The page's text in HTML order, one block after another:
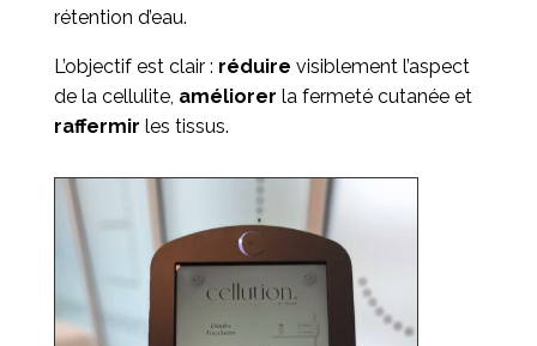
rétention d’eau.
L’objectif est clair : réduire visiblement l’aspect
de la cellulite, améliorer la fermeté cutanée et
raffermir les tissus.